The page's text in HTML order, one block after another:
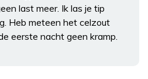
last meer. Ik las je tip
Heb meteen het celzout
eerste nacht geen kramp.